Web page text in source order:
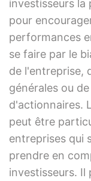
investisseurs la
pour
performances
se faire par le
de l'entreprise,
générales ou
d'actionnaires.
peut être
entreprises qui
prendre en
investisseurs.